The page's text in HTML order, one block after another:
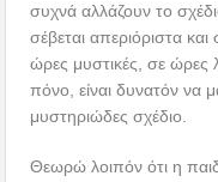
συχνά αλλάζουν το
σέβεται απεριόριστα
ώρες μυστικές, σε ώρες
πόνο, είναι δυνατόν να
μυστηριώδες σχέδιο.
Θεωρώ λοιπόν ότι η